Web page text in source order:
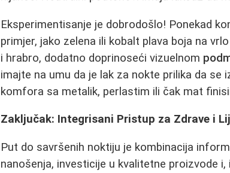
Eksperimentisanje je dobrodošlo! Ponekad
primjer, jako zelena ili kobalt plava boja na
i hrabro, dodatno doprinoseći vizuelnom
imajte na umu da je lak za nokte prilika da
komfora sa metalik, perlastim ili čak mat
Zaključak: Integrisani Pristup za Zdrave i
Put do savršenih noktiju je kombinacija
nanošenja, investicije u kvalitetne proizvode